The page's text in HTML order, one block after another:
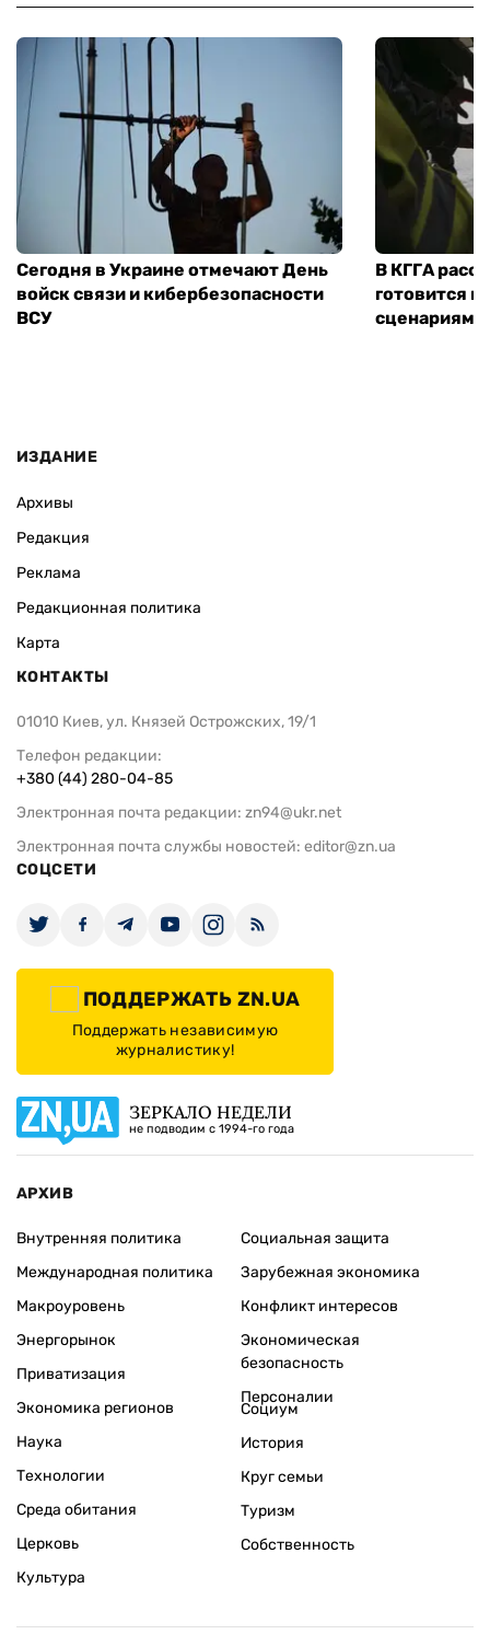
Сегодня в Украине отмечают День
войск связи и кибербезопасности
ВСУ
В КГГА
готовится
сценариям
ИЗДАНИЕ
Архивы
Редакция
Реклама
Редакционная политика
Карта
КОНТАКТЫ
01010 Киев, ул. Князей Острожских, 19/1
Телефон редакции:
+380 (44) 280-04-85
Электронная почта редакции: zn94@ukr.net
Электронная почта службы новостей: editor@zn.ua
СОЦСЕТИ
ПОДДЕРЖАТЬ ZN.UA
Поддержать независимую
журналистику!
ЗЕРКАЛО НЕДЕЛИ
не подводим с 1994-го года
АРХИВ
Внутренняя политика
Международная политика
Макроуровень
Энергорынок
Приватизация
Экономика регионов
Социальная защита
Зарубежная экономика
Конфликт интересов
Экономическая
безопасность
Персоналии
Наука
Технологии
Среда обитания
Церковь
Культура
Социум
История
Круг семьи
Туризм
Собственность